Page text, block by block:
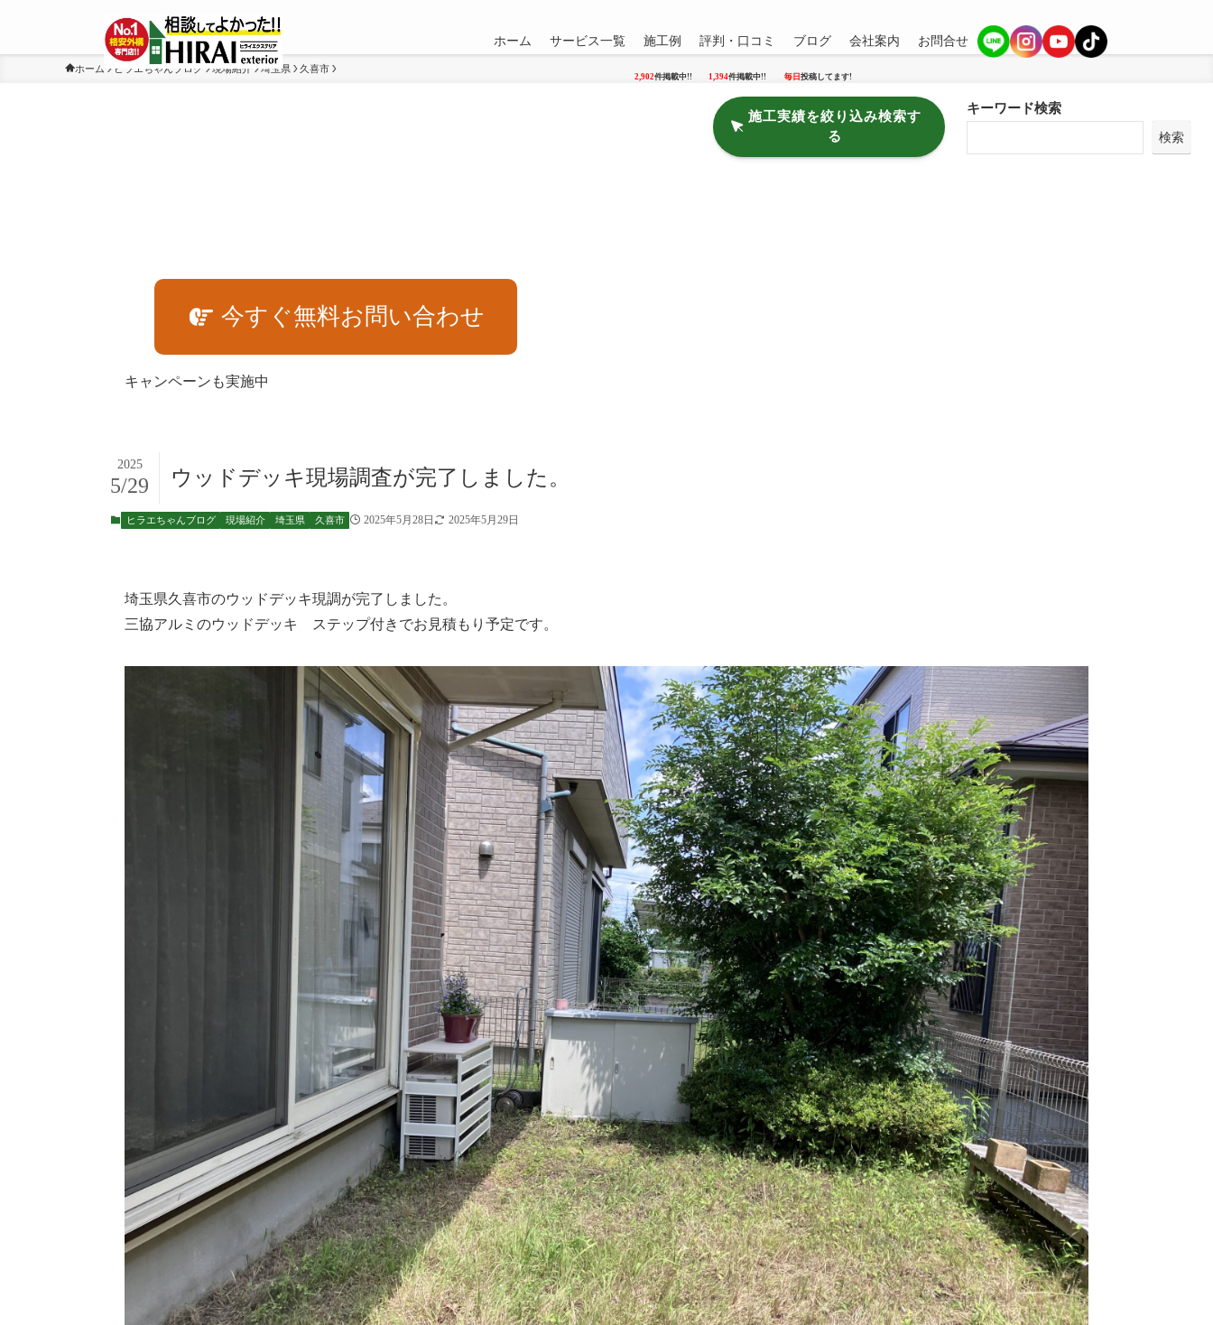
ホーム サービス一覧 施工例
2,902件掲載中!!
評判・口コミ
1,394件掲載中!!
ブログ
毎日 投稿してます!
会社案内 お問合せ
ホーム ヒラエちゃんブログ 現場紹介 埼玉県 久喜市
施工実績を絞り込み検索す
る
キーワード検索
検索
今すぐ無料お問い合わせ
キャンペーンも実施中
ウッドデッキ現場調査が完了しました。
2025
5/29
ヒラエちゃんブログ 現場紹介 埼玉県 久喜市 2025年5月28日 2025年5月29日
埼玉県久喜市のウッドデッキ現調が完了しました。
三協アルミのウッドデッキ ステップ付きでお見積もり予定です。